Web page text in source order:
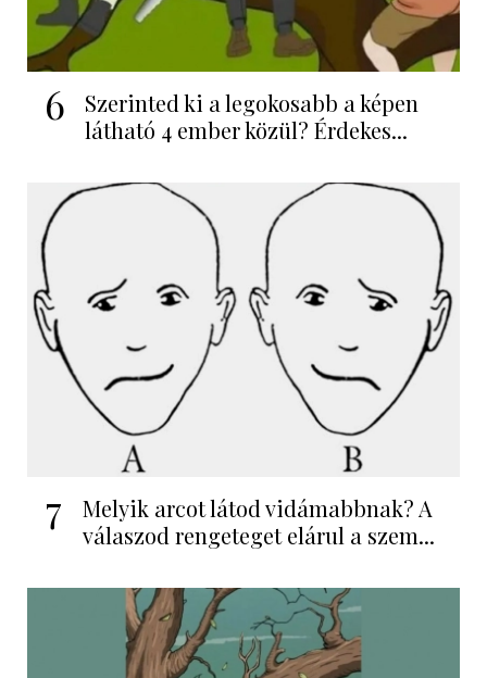
6
Szerinted ki a legokosabb a képen
látható 4 ember közül? Érdekes...
7
Melyik arcot látod vidámabbnak? A
válaszod rengeteget elárul a szem...